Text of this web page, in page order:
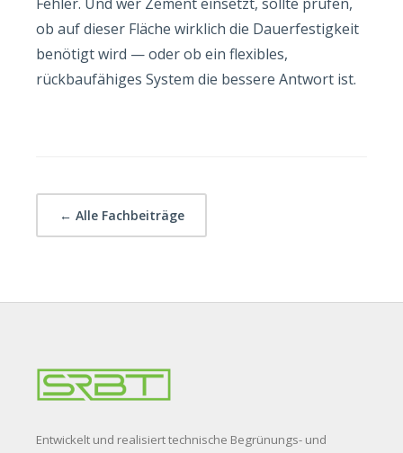
ob auf dieser Fläche wirklich die Dauerfestigkeit
benötigt wird — oder ob ein flexibles,
rückbaufähiges System die bessere Antwort ist.
← Alle Fachbeiträge
Entwickelt und realisiert technische Begrünungs- und